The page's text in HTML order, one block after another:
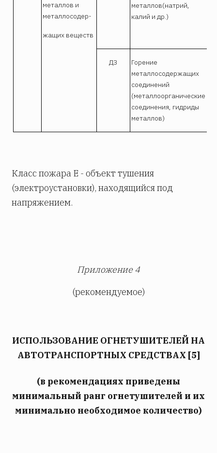
металлов и
металлосодер-
жащих веществ
металлов(натрий,
калий и др.)
ДЗ
Горение
металлосодержащих
соединений
(металлоорганические
соединения, гидриды
металлов)
Класс пожара Е - объект тушения
(электроустановки), находящийся под
напряжением.
Приложение 4
(рекомендуемое)
ИСПОЛЬЗОВАНИЕ ОГНЕТУШИТЕЛЕЙ НА
АВТОТРАНСПОРТНЫХ СРЕДСТВАХ [5]
(в рекомендациях приведены
минимальный ранг огнетушителей и их
минимально необходимое количество)